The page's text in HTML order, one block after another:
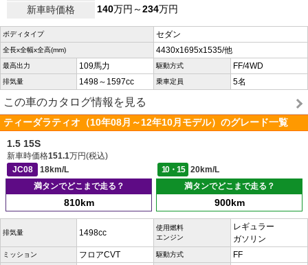
新車時価格
140万円～234万円
ボディタイプ セダン
全長x全幅x全高(mm) 4430x1695x1535/他
最高出力 109馬力 駆動方式 FF/4WD
排気量 1498～1597cc 乗車定員 5名
この車のカタログ情報を見る
ティーダラティオ（10年08月～12年10月モデル）のグレード一覧
1.5 15S
新車時価格151.1万円(税込)
JC08
18km/L 10・15
20km/L
満タンでどこまで走る？
810km
満タンでどこまで走る？
900km
排気量 1498cc
使用燃料
エンジン
レギュラー
ガソリン
ミッション フロアCVT 駆動方式 FF